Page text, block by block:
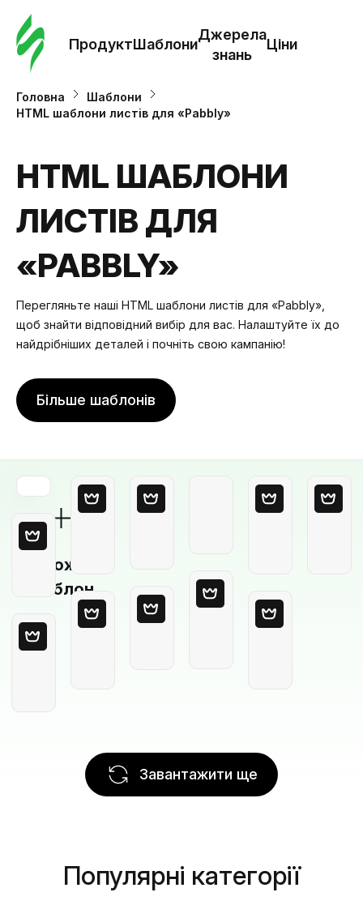
ПродуктШаблони
Джерела
знань
Ціни
Головна
Шаблони
HTML шаблони листів для «Pabbly»
HTML ШАБЛОНИ
ЛИСТІВ ДЛЯ
«PABBLY»
Перегляньте наші HTML шаблони листів для «Pabbly»,
щоб знайти відповідний вибір для вас. Налаштуйте їх до
найдрібніших деталей і почніть свою кампанію!
Більше шаблонів
Порожній
шаблон
Завантажити ще
Популярні категорії